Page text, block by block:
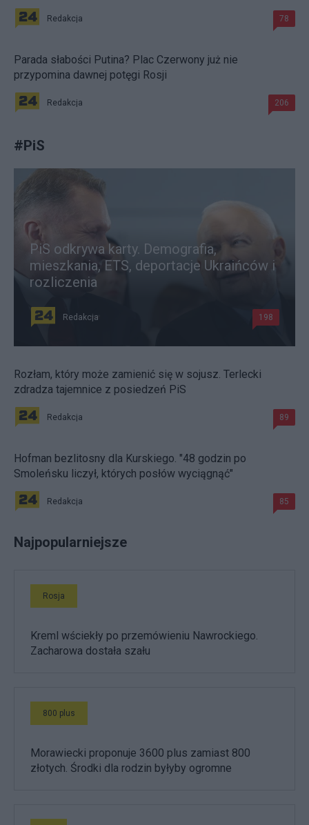
Redakcja 78
Parada słabości Putina? Plac Czerwony już nie
przypomina dawnej potęgi Rosji
Redakcja 206
#PiS
PiS odkrywa karty. Demografia,
mieszkania, ETS, deportacje Ukraińców i
rozliczenia
Redakcja 198
Rozłam, który może zamienić się w sojusz. Terlecki
zdradza tajemnice z posiedzeń PiS
Redakcja 89
Hofman bezlitosny dla Kurskiego. "48 godzin po
Smoleńsku liczył, których posłów wyciągnąć"
Redakcja 85
Najpopularniejsze
Rosja
Kreml wściekły po przemówieniu Nawrockiego.
Zacharowa dostała szału
800 plus
Morawiecki proponuje 3600 plus zamiast 800
złotych. Środki dla rodzin byłyby ogromne